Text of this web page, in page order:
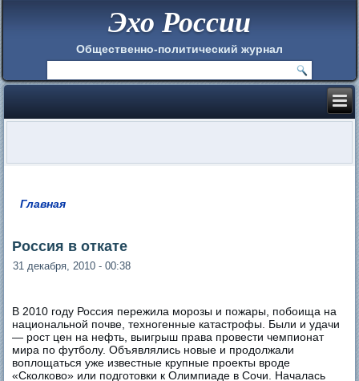
Эхо России
Общественно-политический журнал
Главная
Россия в откате
31 декабря, 2010 - 00:38
В 2010 году Россия пережила морозы и пожары, побоища на
национальной почве, техногенные катастрофы. Были и удачи
— рост цен на нефть, выигрыш права провести чемпионат
мира по футболу. Объявлялись новые и продолжали
воплощаться уже известные крупные проекты вроде
«Сколково» или подготовки к Олимпиаде в Сочи. Началась